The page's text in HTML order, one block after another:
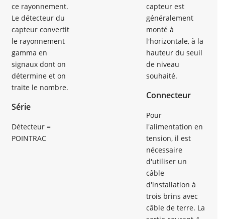
ce rayonnement.
Le détecteur du
capteur convertit
le rayonnement
gamma en
signaux dont on
détermine et on
traite le nombre.
Série
Détecteur =
POINTRAC
capteur est
généralement
monté à
l'horizontale, à la
hauteur du seuil
de niveau
souhaité.
Connecteur
Pour
l'alimentation en
tension, il est
nécessaire
d'utiliser un
câble
d'installation à
trois brins avec
câble de terre. La